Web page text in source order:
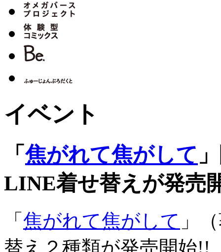
イベント
「 焦がれて焦がして
LINE着せ替えが発売
「 焦がれて焦がして 」
替え２種類が発売開始!!